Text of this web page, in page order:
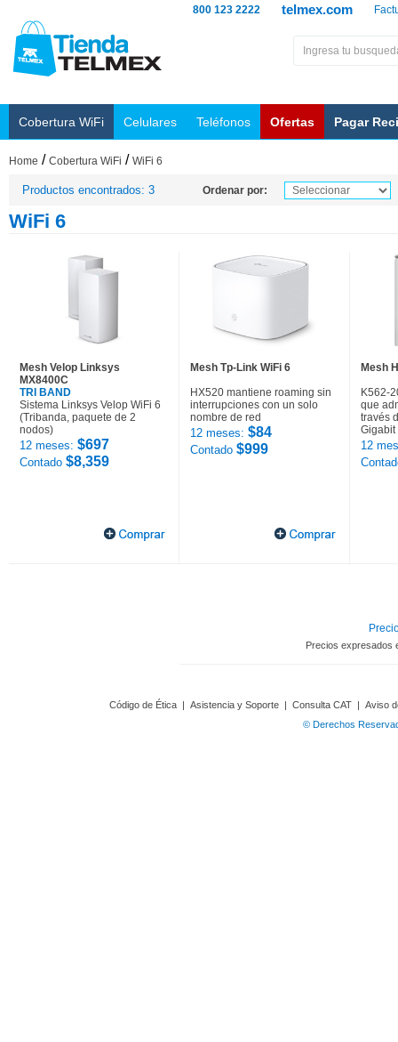
telmex.com
800 123 2222
Cobertura WiFi Celulares Teléfonos Ofertas Pagar
Home / Cobertura WiFi / WiFi 6
Productos encontrados: 3 Ordenar por:
WiFi 6
Mesh Velop Linksys
MX8400C
TRI BAND
Sistema Linksys Velop WiFi 6
(Tribanda, paquete de 2
nodos)
12 meses: $697
Contado $8,359
Mesh Tp-Link WiFi 6
HX520 mantiene roaming sin
interrupciones con un solo
nombre de red
12 meses: $84
Contado $999
Mesh
K562-
que
través
Gigabit
12
Precios expresados
Código de Ética | Asistencia y Soporte | Consulta CAT | Aviso
© Derechos